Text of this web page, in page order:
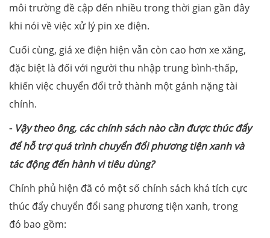
môi trường đề cập đến nhiều trong thời gian gần đây
khi nói về việc xử lý pin xe điện.
Cuối cùng, giá xe điện hiện vẫn còn cao hơn xe xăng,
đặc biệt là đối với người thu nhập trung bình-thấp,
khiến việc chuyển đổi trở thành một gánh nặng tài
chính.
- Vậy theo ông, các chính sách nào cần được thúc đẩy
để hỗ trợ quá trình chuyển đổi phương tiện xanh và
tác động đến hành vi tiêu dùng?
Chính phủ hiện đã có một số chính sách khá tích cực
thúc đẩy chuyển đổi sang phương tiện xanh, trong
đó bao gồm: